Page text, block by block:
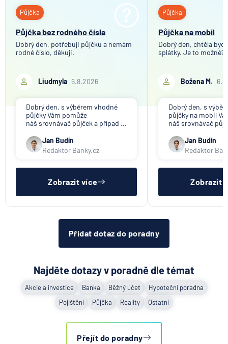
Půjčka
Půjčka bez rodného čísla
Dobrý den, potřebuji půjčku a nemám
rodné číslo, děkuji.
Liudmyla 6.8.2026
Dobrý den, s výběrem vhodné
půjčky Vám pomůže
náš srovnávač půjček a případ ...
Jan Budín
Redaktor Banky.cz
Zobrazit více
Půjčka
Půjčka na mobil
Dobrý den, chtěla
splátky. Je to možné?
Božena M.
Dobrý den, s
půjčky na mobil
náš srovnávač
Jan Budín
Redaktor
Zobrazit
Přidat dotaz do poradny
Najděte dotazy v poradně dle témat
Akcie a investice Banka Běžný účet
Hypoteční poradna
Pojištění
Půjčka Reality Ostatní
Přejít do poradny